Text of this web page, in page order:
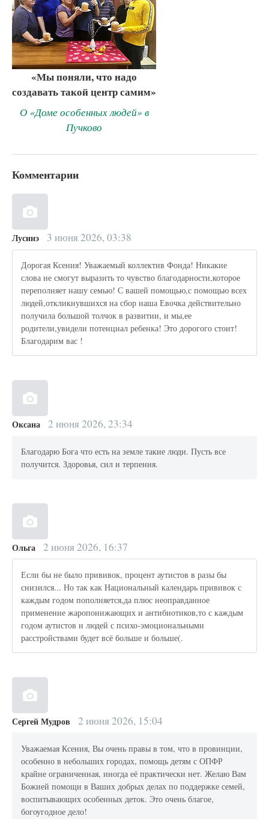
«Мы поняли, что надо
создавать такой центр самим»
О «Доме особенных людей» в
Пучково
Комментарии
Лусинэ 3 июня 2026, 03:38
Дорогая Ксения! Уважаемый коллектив Фонда! Никакие
слова не смогут выразить то чувство благодарности,которое
переполняет нашу семью! С вашей помощью,с помощью всех
людей,откликнувшихся на сбор наша Евочка действительно
получила большой толчок в развитии, и мы,ее
родители,увидели потенциал ребенка! Это дорогого стоит!
Благодарим вас !
Оксана 2 июня 2026, 23:34
Благодарю Бога что есть на земле такие люди. Пусть все
получится. Здоровья, сил и терпения.
Ольга 2 июня 2026, 16:37
Если бы не было прививок, процент аутистов в разы бы
снизился... Но так как Национальный календарь прививок с
каждым годом пополняется,да плюс неоправданное
применение жаропонижающих и антибиотиков,то с каждым
годом аутистов и людей с психо-эмоциональными
расстройствами будет всё больше и больше(.
Сергей Мудров 2 июня 2026, 15:04
Уважаемая Ксения, Вы очень правы в том, что в провинции,
особенно в небольших городах, помощь детям с ОПФР
крайне ограниченная, иногда её практически нет. Желаю Вам
Божией помощи в Ваших добрых делах по поддержке семей,
воспитывающих особенных деток. Это очень благое,
богоугодное дело!